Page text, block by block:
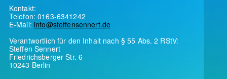
Kontakt:
Telefon: 0163-6341242
E-Mail:info@steffensennert.de
Verantwortlich für den Inhalt nach § 55 Abs. 2 RStV:
Steffen Sennert
Friedrichsberger Str. 6
10243 Berlin